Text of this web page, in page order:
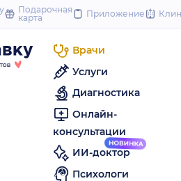
to
Закрыть
Подарочная
карта
Приложение
Врачи
Услуги
Диагностика
Онлайн-
консультации
ИИ-доктор
Психологи